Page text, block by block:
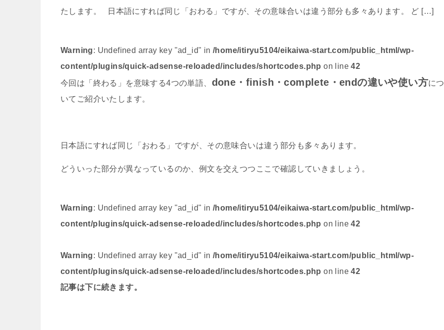
たします。 日本語にすれば同じ「おわる」ですが、その意味合いは違う部分も多々あります。 ど […]
Warning: Undefined array key "ad_id" in/home/itiryu5104/eikaiwa-start.com/public_html/wp-
content/plugins/quick-adsense-reloaded/includes/shortcodes.php on line42
今回は「終わる」を意味する4つの単語、 done・finish・complete・endの違いや使い方につ
いてご紹介いたします。
日本語にすれば同じ「おわる」ですが、その意味合いは違う部分も多々あります。
どういった部分が異なっているのか、例文を交えつつここで確認していきましょう。
Warning: Undefined array key "ad_id" in/home/itiryu5104/eikaiwa-start.com/public_html/wp-
content/plugins/quick-adsense-reloaded/includes/shortcodes.php on line42
Warning: Undefined array key "ad_id" in/home/itiryu5104/eikaiwa-start.com/public_html/wp-
content/plugins/quick-adsense-reloaded/includes/shortcodes.php on line42
記事は下に続きます。